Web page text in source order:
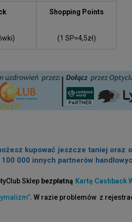
Shopping Points
(1 SP=4,5zł)
kupować jeszcze taniej oraz
000 innych partnerów
Sklep bezpłatną Kartę Cashback
. W razie problemów z